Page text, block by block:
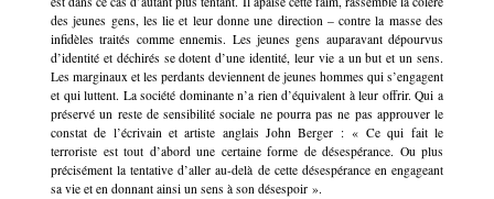
des jeunes gens, les lie et leur donne une direction – contre la masse des
infidèles traités comme ennemis. Les jeunes gens auparavant dépourvus
d’identité et déchirés se dotent d’une identité, leur vie a un but et un sens.
Les marginaux et les perdants deviennent de jeunes hommes qui s’engagent
et qui luttent. La société dominante n’a rien d’équivalent à leur offrir. Qui a
préservé un reste de sensibilité sociale ne pourra pas ne pas approuver le
constat de l’écrivain et artiste anglais John Berger : « Ce qui fait le
terroriste est tout d’abord une certaine forme de désespérance. Ou plus
précisément la tentative d’aller au-delà de cette désespérance en engageant
sa vie et en donnant ainsi un sens à son désespoir ».